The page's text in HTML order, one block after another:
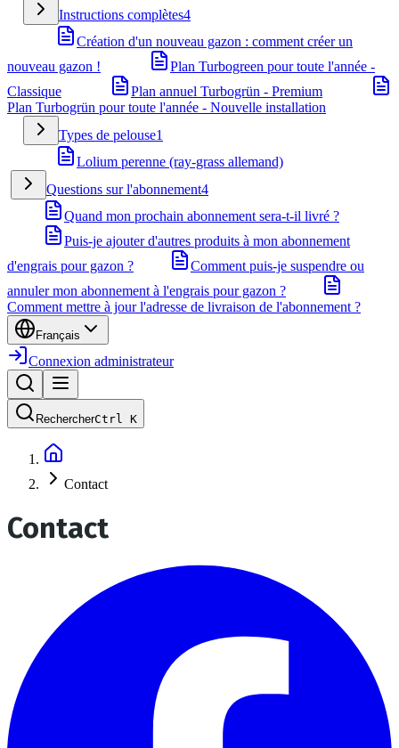
Instructions complètes4
Création d'un nouveau gazon : comment créer un
nouveau gazon !
Plan Turbogreen pour toute l'année -
Classique
Plan annuel Turbogrün - Premium
Plan Turbogrün pour toute l'année - Nouvelle installation
Types de pelouse1
Lolium perenne (ray-grass allemand)
Questions sur l'abonnement4
Quand mon prochain abonnement sera-t-il livré ?
Puis-je ajouter d'autres produits à mon abonnement
d'engrais pour gazon ?
Comment puis-je suspendre ou
annuler mon abonnement à l'engrais pour gazon ?
Comment mettre à jour l'adresse de livraison de l'abonnement ?
Français
Connexion administrateur
RechercherCtrl K
Contact
Contact